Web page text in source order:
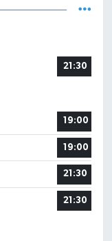
21:30
19:00
19:00
21:30
21:30